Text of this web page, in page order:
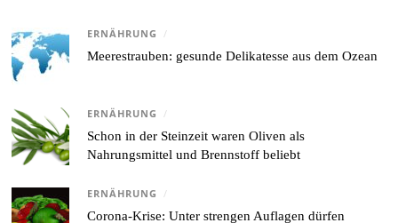
ERNÄHRUNG /
Meerestrauben: gesunde Delikatesse aus dem Ozean
ERNÄHRUNG /
Schon in der Steinzeit waren Oliven als
Nahrungsmittel und Brennstoff beliebt
ERNÄHRUNG /
Corona-Krise: Unter strengen Auflagen dürfen